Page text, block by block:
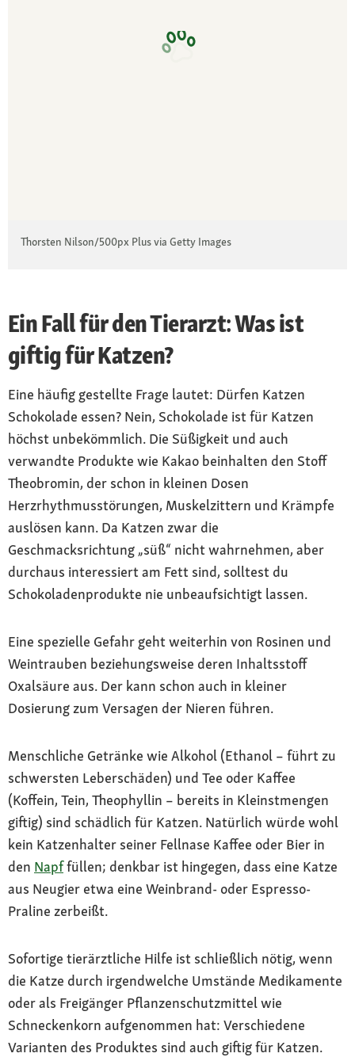
Thorsten Nilson/500px Plus via Getty Images
Ein Fall für den Tierarzt: Was ist
giftig für Katzen?
Eine häufig gestellte Frage lautet: Dürfen Katzen
Schokolade essen? Nein, Schokolade ist für Katzen
höchst unbekömmlich. Die Süßigkeit und auch
verwandte Produkte wie Kakao beinhalten den Stoff
Theobromin, der schon in kleinen Dosen
Herzrhythmusstörungen, Muskelzittern und Krämpfe
auslösen kann. Da Katzen zwar die
Geschmacksrichtung „süß“ nicht wahrnehmen, aber
durchaus interessiert am Fett sind, solltest du
Schokoladenprodukte nie unbeaufsichtigt lassen.
Eine spezielle Gefahr geht weiterhin von Rosinen und
Weintrauben beziehungsweise deren Inhaltsstoff
Oxalsäure aus. Der kann schon auch in kleiner
Dosierung zum Versagen der Nieren führen.
Menschliche Getränke wie Alkohol (Ethanol – führt zu
schwersten Leberschäden) und Tee oder Kaffee
(Koffein, Tein, Theophyllin – bereits in Kleinstmengen
giftig) sind schädlich für Katzen. Natürlich würde wohl
kein Katzenhalter seiner Fellnase Kaffee oder Bier in
den Napffüllen; denkbar ist hingegen, dass eine Katze
aus Neugier etwa eine Weinbrand- oder Espresso-
Praline zerbeißt.
Sofortige tierärztliche Hilfe ist schließlich nötig, wenn
die Katze durch irgendwelche Umstände Medikamente
oder als Freigänger Pflanzenschutzmittel wie
Schneckenkorn aufgenommen hat: Verschiedene
Varianten des Produktes sind auch giftig für Katzen.